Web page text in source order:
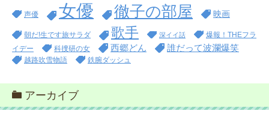
声優 女優 徹子の部屋 映画
朝だ!生です旅サラダ 歌手 深イイ話
爆報！THEフラ
イデー
科捜研の女 西郷どん 誰だって波瀾爆笑
越路吹雪物語 鉄腕ダッシュ
アーカイブ